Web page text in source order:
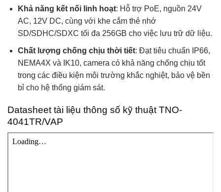
Khả năng kết nối linh hoạt: Hỗ trợ PoE, nguồn 24V
AC, 12V DC, cùng với khe cắm thẻ nhớ
SD/SDHC/SDXC tối đa 256GB cho việc lưu trữ dữ liệu.
Chất lượng chống chịu thời tiết: Đạt tiêu chuẩn IP66,
NEMA4X và IK10, camera có khả năng chống chịu tốt
trong các điều kiện môi trường khắc nghiệt, bảo vệ bền
bỉ cho hệ thống giám sát.
Datasheet tài liệu thông số kỹ thuật TNO-
4041TR/VAP